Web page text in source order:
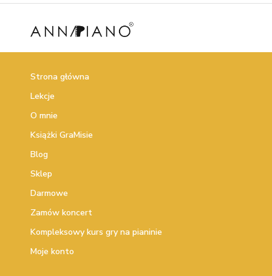
Strona główna
Lekcje
O mnie
Książki GraMisie
Blog
Sklep
Darmowe
Zamów koncert
Kompleksowy kurs gry na pianinie
Moje konto